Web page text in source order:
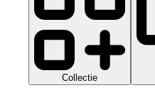
Collectie